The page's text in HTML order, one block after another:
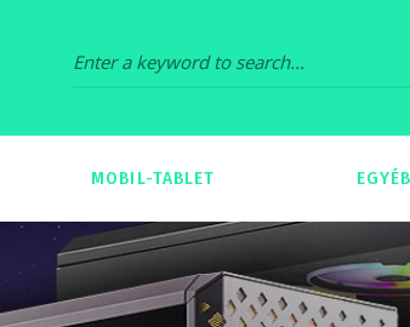
MOBIL-TABLET EGYÉB